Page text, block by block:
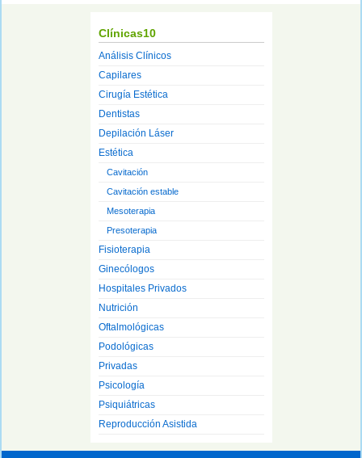
Clínicas10
Análisis Clínicos
Capilares
Cirugía Estética
Dentistas
Depilación Láser
Estética
Cavitación
Cavitación estable
Mesoterapia
Presoterapia
Fisioterapia
Ginecólogos
Hospitales Privados
Nutrición
Oftalmológicas
Podológicas
Privadas
Psicología
Psiquiátricas
Reproducción Asistida